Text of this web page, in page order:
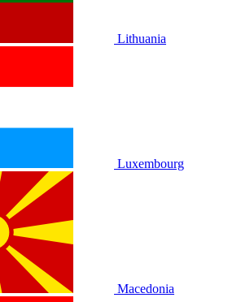
Lithuania
Luxembourg
Macedonia